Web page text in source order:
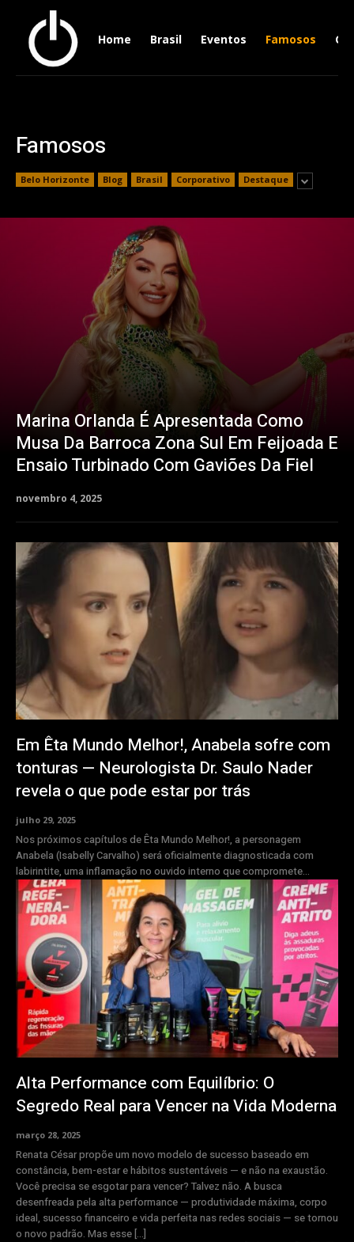
Home Brasil Eventos Famosos
Famosos
Belo Horizonte Blog Brasil Corporativo Destaque
Marina Orlanda É Apresentada Como
Musa Da Barroca Zona Sul Em Feijoada E
Ensaio Turbinado Com Gaviões Da Fiel
novembro 4, 2025
Em Êta Mundo Melhor!, Anabela sofre com
tonturas — Neurologista Dr. Saulo Nader
revela o que pode estar por trás
julho 29, 2025
Nos próximos capítulos de Êta Mundo Melhor!, a personagem
Anabela (Isabelly Carvalho) será oficialmente diagnosticada com
labirintite, uma inflamação no ouvido interno que compromete...
Alta Performance com Equilíbrio: O
Segredo Real para Vencer na Vida Moderna
março 28, 2025
Renata César propõe um novo modelo de sucesso baseado em
constância, bem-estar e hábitos sustentáveis — e não na exaustão.
Você precisa se esgotar para vencer? Talvez não. A busca
desenfreada pela alta performance — produtividade máxima, corpo
ideal, sucesso financeiro e vida perfeita nas redes sociais — se tornou
o novo padrão. Mas esse […]